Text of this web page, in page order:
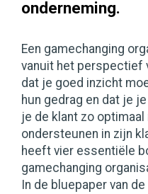
onderneming.
Een gamechanging
vanuit het perspectief
dat je goed inzicht
hun gedrag en dat je
je de klant zo
ondersteunen in zijn
heeft vier essentiële
gamechanging
In de bluepaper van